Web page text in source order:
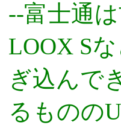
--富士通
LOOX S
ぎ込んで
るものの